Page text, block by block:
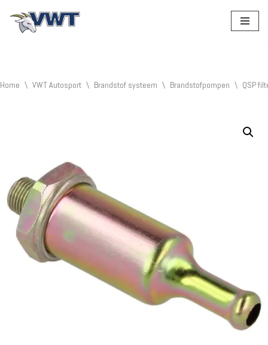
Home \ VWT Autosport \ Brandstof systeem \ Brandstofpompen \ QSP